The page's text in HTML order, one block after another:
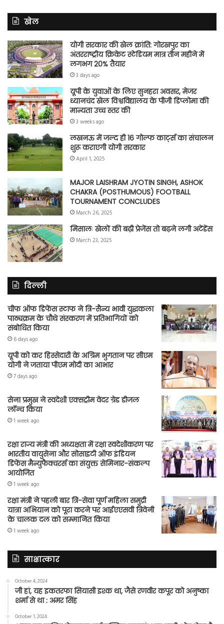
खेल
योगी सरकार की खेल क्रांति: गोरखपुर का
अंतरराष्ट्रीय क्रिकेट स्टेडियम मात्र तीन महीने में
लगभग 20% तैयार
3 days ago
यूपी के युवाओं के लिए सुनहरा अवसर, मेजर
ध्यानचंद खेल विश्वविद्यालय के पीजी डिप्लोमा की
मान्यता उच्च स्तर की
3 weeks ago
लखनऊ में जल्द ही 16 गोल्फ कार्ट्स का संचालन
शुरू कराएगी योगी सरकार
April 1, 2025
MAJOR LAISHRAM JYOTIN SINGH, ASHOK
CHAKRA (POSTHUMOUS) FOOTBALL
TOURNAMENT CONCLUDES
March 26, 2025
मिसालः खेलों की बढ़ी प्रेजेंस तो बढ़ने लगी अटेंडेंस
March 23, 2025
दिल्ली
चीफ ऑफ डिफेंस स्टाफ ने त्रि-सैन्य भावी युद्धकला
पाठ्यक्रम के चौथे संस्करण में प्रतिभागियों को
संबोधित किया
6 days ago
यूपी को कर हिस्सेदारी के अग्रिम भुगतान पर सीएम
योगी ने जताया पीएम मोदी का आभार
7 days ago
सेना प्रमुख ने स्वदेशी एक्सट्रीम वेदर ग्रेड डीजल
लॉन्च किया
1 week ago
रक्षा राज्य मंत्री की अध्यक्षता में रक्षा स्वदेशीकरण पर
भारतीय वायुसेना और सोसाइटी ऑफ इंडियन
डिफेंस मैन्युफैक्चरर्स का संयुक्त सेमिनार-संकल्प
आयोजित
1 week ago
रक्षा मंत्री ने पहली बार त्रि-सेवा पूर्ण महिला समुद्री
यात्रा अभियान को पूरा करने पर आईएएसवी त्रिवेनी
के चालक दल को सम्मानित किया
1 week ago
साक्षात्कार
October 4, 2024
जी हां, यह इकतरफा सियासी इश्क था, जैसे रणवीर कपूर को अनुष्का
शर्मा से था : अमर सिंह
October 1, 2024